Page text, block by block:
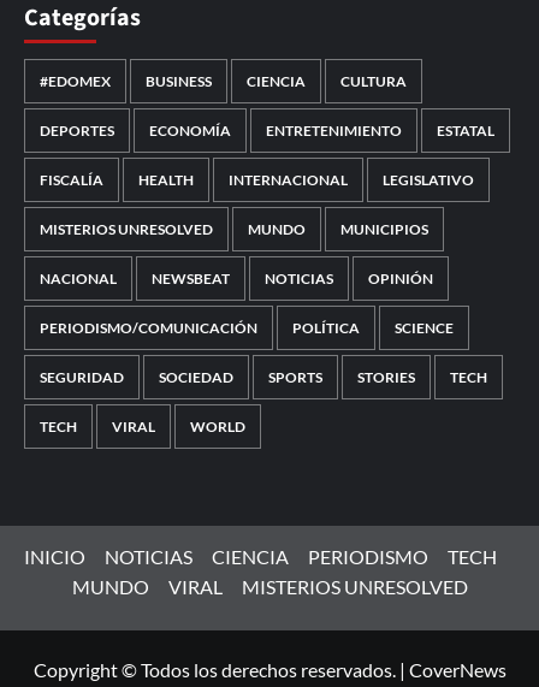
Categorías
#EDOMEX BUSINESS CIENCIA CULTURA
DEPORTES ECONOMÍA ENTRETENIMIENTO ESTATAL
FISCALÍA HEALTH INTERNACIONAL LEGISLATIVO
MISTERIOS UNRESOLVED MUNDO MUNICIPIOS
NACIONAL NEWSBEAT NOTICIAS OPINIÓN
PERIODISMO/COMUNICACIÓN POLÍTICA SCIENCE
SEGURIDAD SOCIEDAD SPORTS STORIES TECH
TECH VIRAL WORLD
INICIO NOTICIAS CIENCIA PERIODISMO
TECH
MUNDO
VIRAL MISTERIOS UNRESOLVED
Copyright © Todos los derechos reservados. | CoverNews